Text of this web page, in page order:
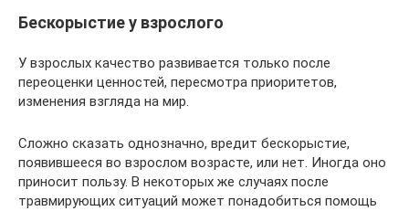
Бескорыстие у взрослого
У взрослых качество развивается только после
переоценки ценностей, пересмотра приоритетов,
изменения взгляда на мир.
Сложно сказать однозначно, вредит бескорыстие,
появившееся во взрослом возрасте, или нет. Иногда оно
приносит пользу. В некоторых же случаях после
травмирующих ситуаций может понадобиться помощь